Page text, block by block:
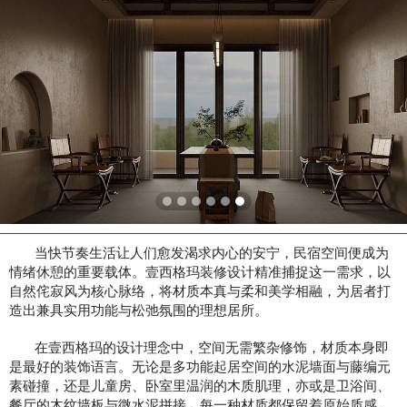
当快节奏生活让人们愈发渴求内心的安宁，民宿空间便成为
情绪休憩的重要载体。壹西格玛装修设计精准捕捉这一需求，以
自然侘寂风为核心脉络，将材质本真与柔和美学相融，为居者打
造出兼具实用功能与松弛氛围的理想居所。
在壹西格玛的设计理念中，空间无需繁杂修饰，材质本身即
是最好的装饰语言。无论是多功能起居空间的水泥墙面与藤编元
素碰撞，还是儿童房、卧室里温润的木质肌理，亦或是卫浴间、